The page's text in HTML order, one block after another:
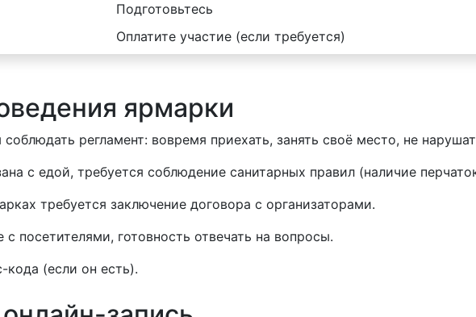
Подготовьтесь
Оплатите участие (если требуется)
ярмарки
регламент: вовремя приехать, занять своё место, не
с едой, требуется соблюдение санитарных правил (наличие
требуется заключение договора с организаторами.
посетителями, готовность отвечать на вопросы.
(если он есть).